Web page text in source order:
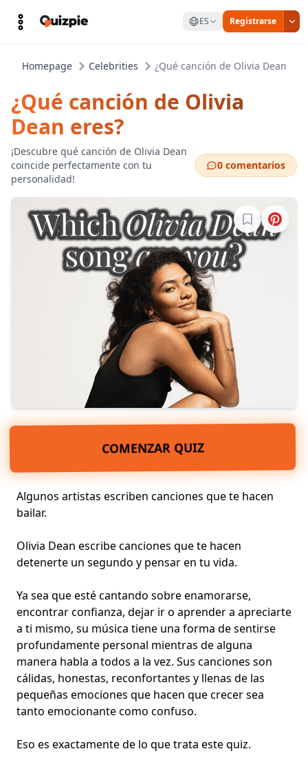
ES Registrarse
Homepage Celebrities ¿Qué canción de Olivia Dean
¿Qué canción de Olivia
Dean eres?
¡Descubre qué canción de Olivia Dean
coincide perfectamente con tu
personalidad!
0 comentarios
Inicia
COMENZAR QUIZ
Algunos artistas escriben canciones que te hacen
bailar.
Olivia Dean escribe canciones que te hacen
detenerte un segundo y pensar en tu vida.
Ya sea que esté cantando sobreenamorarse,
encontrar confianza, dejar ir o aprender a apreciarte
a ti mismo, su música tiene una forma de sentirse
profundamente personal mientras de alguna
manera habla a todos a la vez. Sus canciones son
cálidas, honestas, reconfortantes y llenas de las
pequeñas emociones que hacen que crecer sea
tanto emocionante como confuso.
Eso es exactamente de lo que trata este quiz.